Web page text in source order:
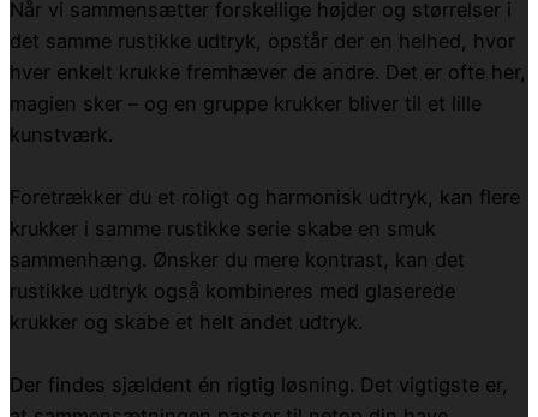
Når vi sammensætter forskellige højder og størrelser i
det samme rustikke udtryk, opstår der en helhed, hvor
hver enkelt krukke fremhæver de andre. Det er ofte her,
magien sker – og en gruppe krukker bliver til et lille
kunstværk.
Foretrækker du et roligt og harmonisk udtryk, kan flere
krukker i samme rustikke serie skabe en smuk
sammenhæng. Ønsker du mere kontrast, kan det
rustikke udtryk også kombineres med glaserede
krukker og skabe et helt andet udtryk.
Der findes sjældent én rigtig løsning. Det vigtigste er,